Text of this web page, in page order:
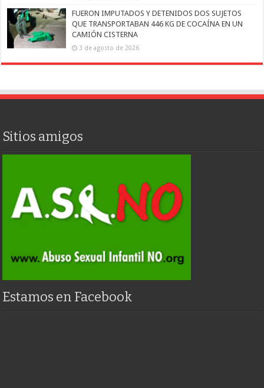
FUERON IMPUTADOS Y DETENIDOS DOS SUJETOS
QUE TRANSPORTABAN 446 KG DE COCAÍNA EN UN
CAMIÓN CISTERNA
3 de agosto de 2026
Sitios amigos
Estamos en Facebook